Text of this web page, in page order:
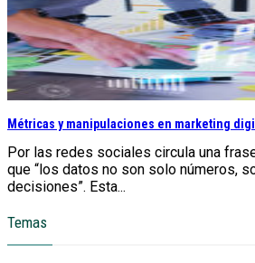
Métricas y manipulaciones en marketing
Por las redes sociales circula una
que “los datos no son solo números,
decisiones”. Esta...
Temas